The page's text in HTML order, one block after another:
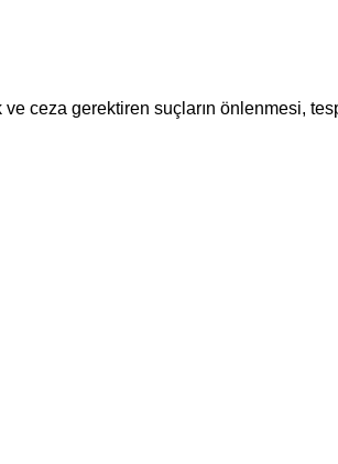
ceza gerektiren suçların önlenmesi,